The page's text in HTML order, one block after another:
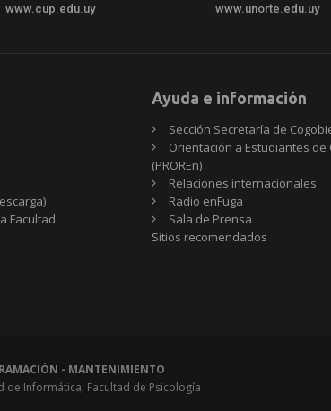
www.cup.edu.uy
www.unorte.edu.uy
Facultad
Ayuda e información
Sección Secretaría de
Orientación a Estudiantes de
(PROREn)
Relaciones internacionales
Radio enFuga
Sala de Prensa
Sitios
Sitios recomendados
- MANTENIMIENTO
de Informática, Facultad de Psicología